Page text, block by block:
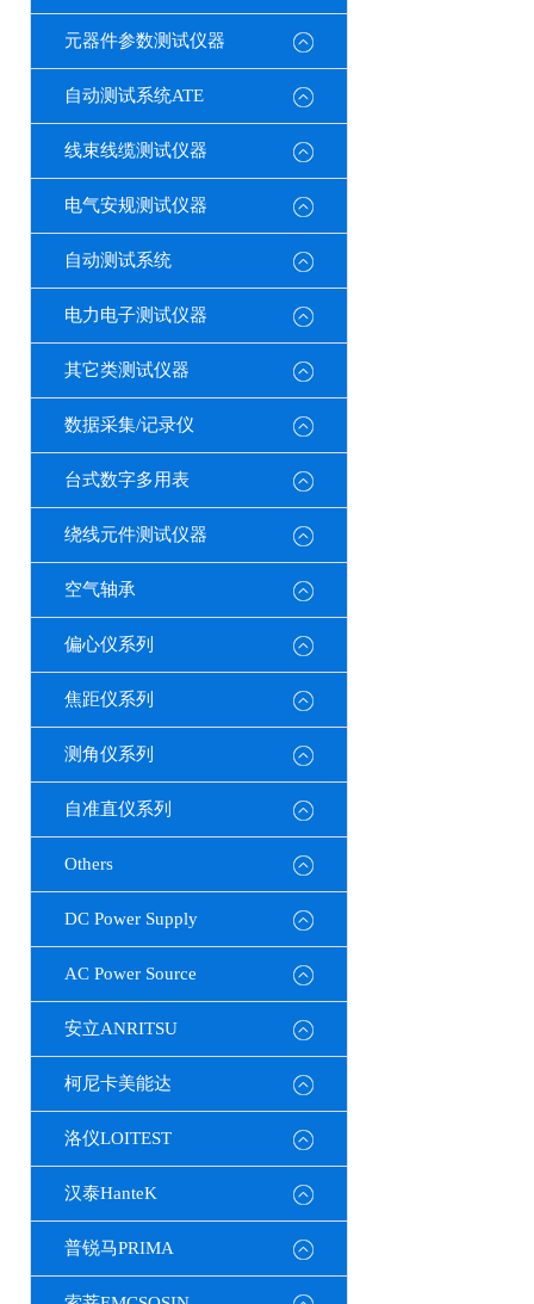
元器件参数测试仪器
自动测试系统ATE
线束线缆测试仪器
电气安规测试仪器
自动测试系统
电力电子测试仪器
其它类测试仪器
数据采集/记录仪
台式数字多用表
绕线元件测试仪器
空气轴承
偏心仪系列
焦距仪系列
测角仪系列
自准直仪系列
Others
DC Power Supply
AC Power Source
安立ANRITSU
柯尼卡美能达
洛仪LOITEST
汉泰HanteK
普锐马PRIMA